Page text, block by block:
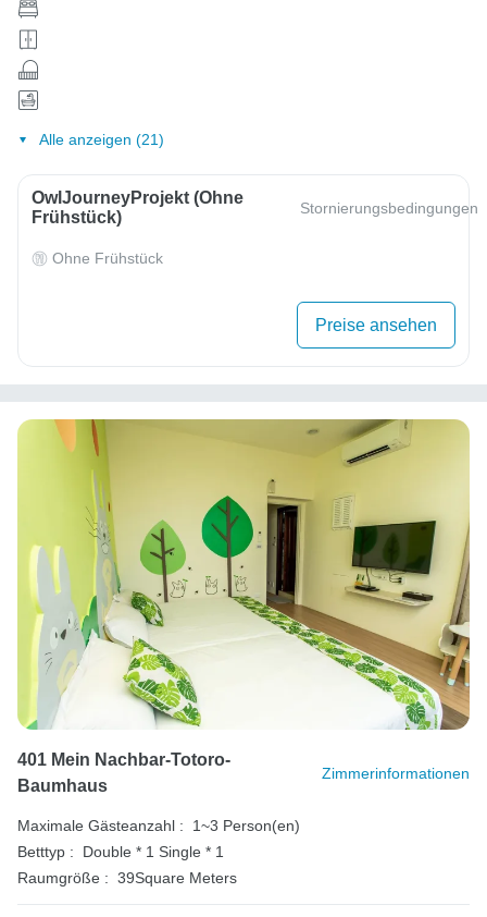
Alle anzeigen (21)
OwlJourneyProjekt (ohne
Frühstück)
Stornierungsbedingungen
Ohne Frühstück
Preise ansehen
401 Mein Nachbar-Totoro-
Baumhaus
Zimmerinformationen
Maximale Gästeanzahl :
1~3 Person(en)
Betttyp :
Double * 1 Single * 1
Raumgröße : 39Square Meters